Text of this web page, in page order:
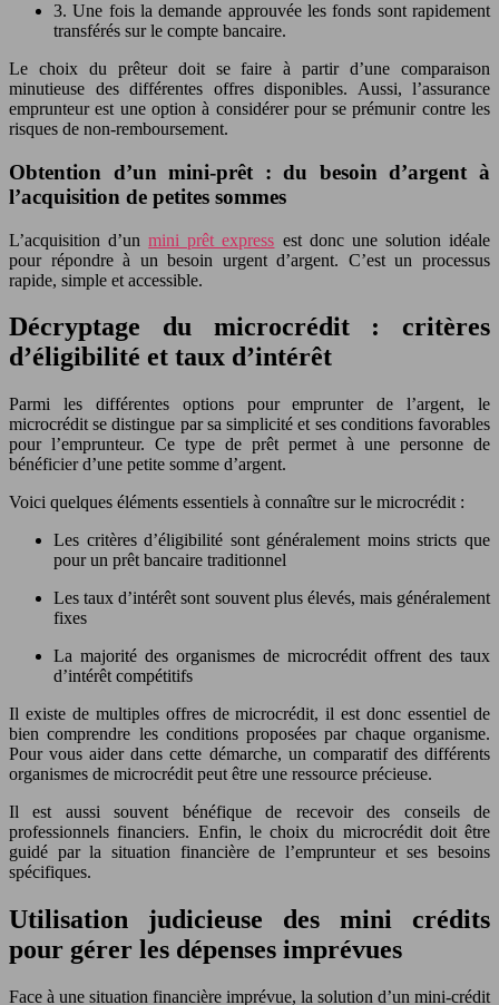
3. Une fois la demande approuvée les fonds sont rapidement
transférés sur le compte bancaire.
Le choix du prêteur doit se faire à partir d’une comparaison
minutieuse des différentes offres disponibles. Aussi, l’assurance
emprunteur est une option à considérer pour se prémunir contre les
risques de non-remboursement.
Obtention d’un mini-prêt : du besoin d’argent à
l’acquisition de petites sommes
L’acquisition d’unmini prêt express est donc une solution idéale
pour répondre à un besoin urgent d’argent. C’est un processus
rapide, simple et accessible.
Décryptage du microcrédit : critères
d’éligibilité et taux d’intérêt
Parmi les différentes options pour emprunter de l’argent, le
microcrédit se distingue par sa simplicité et ses conditions favorables
pour l’emprunteur. Ce type de prêt permet à une personne de
bénéficier d’une petite somme d’argent.
Voici quelques éléments essentiels à connaître sur le microcrédit :
Les critères d’éligibilité sont généralement moins stricts que
pour un prêt bancaire traditionnel
Les taux d’intérêt sont souvent plus élevés, mais généralement
fixes
La majorité des organismes de microcrédit offrent des taux
d’intérêt compétitifs
Il existe de multiples offres de microcrédit, il est donc essentiel de
bien comprendre les conditions proposées par chaque organisme.
Pour vous aider dans cette démarche, un comparatif des différents
organismes de microcrédit peut être une ressource précieuse.
Il est aussi souvent bénéfique de recevoir des conseils de
professionnels financiers. Enfin, le choix du microcrédit doit être
guidé par la situation financière de l’emprunteur et ses besoins
spécifiques.
Utilisation judicieuse des mini crédits
pour gérer les dépenses imprévues
Face à une situation financière imprévue, la solution d’un mini-crédit